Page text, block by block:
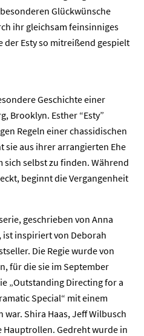
Glückwünsche
ihr gleichsam feinsinniges
der Esty so mitreißend gespielt
Geschichte einer
Brooklyn. Esther “Esty”
Regeln einer chassidischen
sie aus ihrer arrangierten Ehe
sich selbst zu finden. Während
beginnt die Vergangenheit
geschrieben von Anna
ist inspiriert von Deborah
Die Regie wurde von
für die sie im September
„Outstanding Directing for a
Special“ mit einem
Shira Haas, Jeff Wilbusch
Hauptrollen. Gedreht wurde in